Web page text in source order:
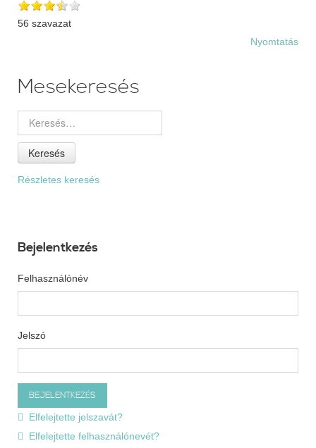
56 szavazat
Nyomtatás
Mesekeresés
Keresés
Részletes keresés
Bejelentkezés
Felhasználónév
Jelszó
Elfelejtette jelszavát?
Elfelejtette felhasználónevét?